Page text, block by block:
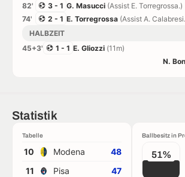
82'
3 - 1 G. Masucci (Assist E. Torregrossa.)
74'
2 - 1 E. Torregrossa (Assist A.
HALBZEIT
45+3'
1 - 1 E. Gliozzi (11m)
N.
Statistik
Tabelle
10 Modena
48
11
Pisa 47
Ballbesitz in
51%